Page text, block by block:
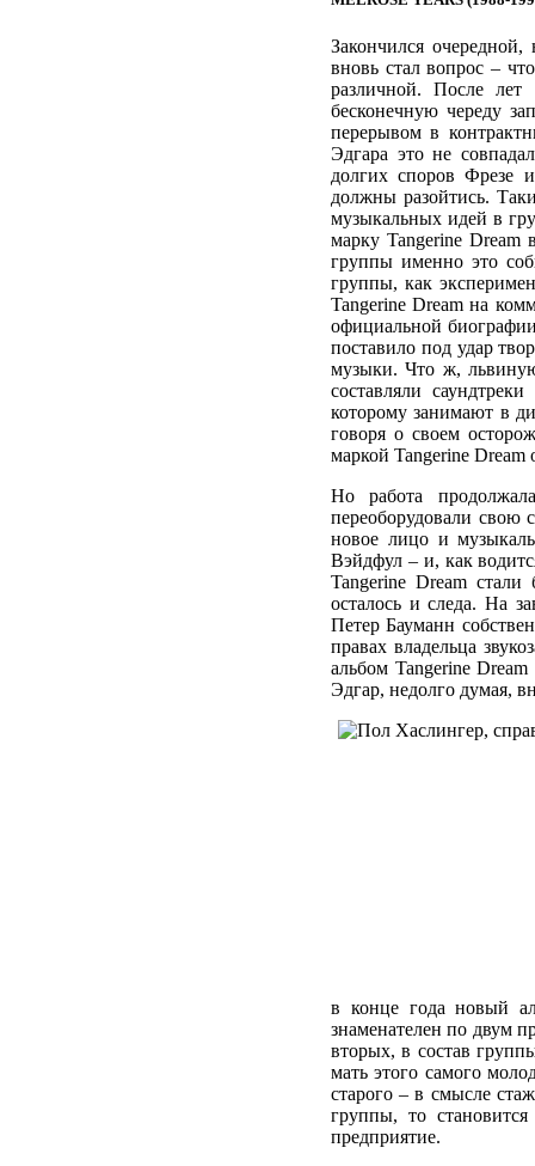
Закончился
вновь стал вопрос –
различной. После лет
бесконечную череду
перерывом в
Эдгара это не
долгих споров Фрезе
должны разойтись.
музыкальных идей в
марку Tangerine Dream
группы именно это
группы, как
Tangerine Dream на
официальной
поставило под удар
музыки. Что ж,
составляли
которому занимают в
говоря о своем
маркой Tangerine Dream
Но работа
переоборудовали свою
новое лицо и
Вэйдфул – и, как
Tangerine Dream
осталось и следа. На
Петер Бауманн
правах владельца
альбом Tangerine
Эдгар, недолго думая,
в конце года новый
знаменателен по двум
вторых, в состав
мать этого самого
старого – в смысле
группы, то
предприятие.